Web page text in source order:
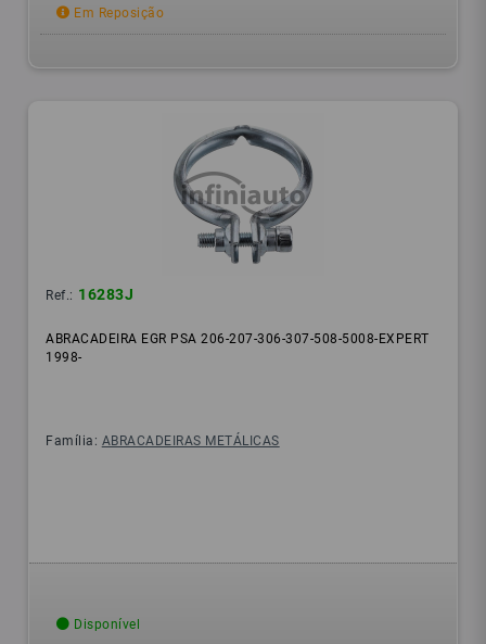
Em Reposição
Ref.: 16283J
ABRACADEIRA EGR PSA 206-207-306-307-508-5008-EXPERT
1998-
Família: ABRACADEIRAS METÁLICAS
Disponível